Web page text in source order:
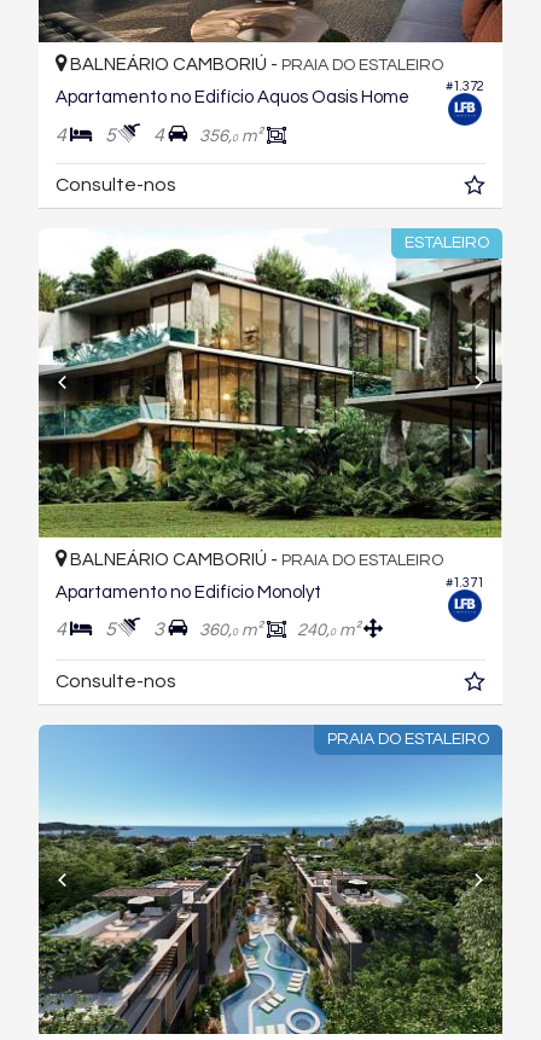
#1.372
BALNEÁRIO CAMBORIÚ - PRAIA DO ESTALEIRO
Apartamento no Edifício Aquos Oasis Home
4 5 4 356,0m²
Consulte-nos
ESTALEIRO
#1.371
BALNEÁRIO CAMBORIÚ - PRAIA DO ESTALEIRO
Apartamento no Edifício Monolyt
4 5 3 360,0m² 240,0m²
Consulte-nos
PRAIA DO ESTALEIRO